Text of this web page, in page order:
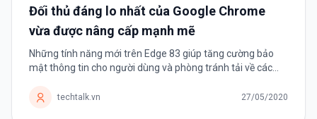
Đối thủ đáng lo nhất của Google Chrome
vừa được nâng cấp mạnh mẽ
Những tính năng mới trên Edge 83 giúp tăng cường bảo
mật thông tin cho người dùng và phòng tránh tải về các
được vài tháng...
techtalk.vn 27/05/2020